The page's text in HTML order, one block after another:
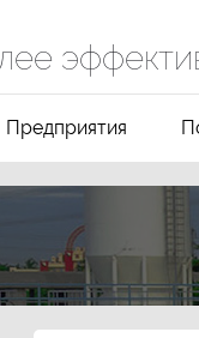
Предприятия